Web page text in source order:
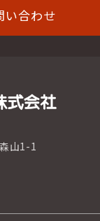
い合わせ
山1-1